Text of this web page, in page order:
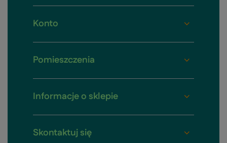
Konto
Pomieszczenia
Informacje o sklepie
Skontaktuj się